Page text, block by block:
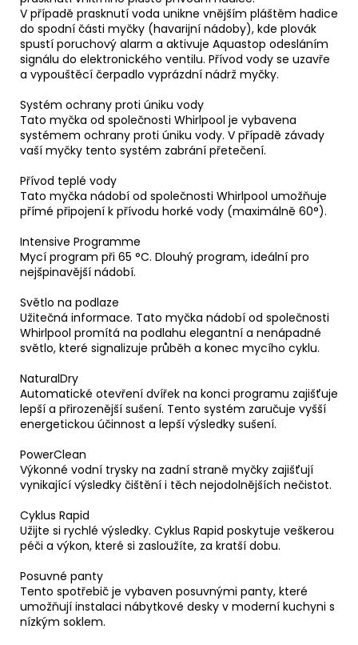
V případě prasknutí voda unikne vnějším pláštěm hadice
do spodní části myčky (havarijní nádoby), kde plovák
spustí poruchový alarm a aktivuje Aquastop odesláním
signálu do elektronického ventilu. Přívod vody se uzavře
a vypouštěcí čerpadlo vyprázdní nádrž myčky.
Systém ochrany proti úniku vody
Tato myčka od společnosti Whirlpool je vybavena
systémem ochrany proti úniku vody. V případě závady
vaší myčky tento systém zabrání přetečení.
Přívod teplé vody
Tato myčka nádobí od společnosti Whirlpool umožňuje
přímé připojení k přívodu horké vody (maximálně 60°).
Intensive Programme
Mycí program při 65 °C. Dlouhý program, ideální pro
nejšpinavější nádobí.
Světlo na podlaze
Užitečná informace. Tato myčka nádobí od společnosti
Whirlpool promítá na podlahu elegantní a nenápadné
světlo, které signalizuje průběh a konec mycího cyklu.
NaturalDry
Automatické otevření dvířek na konci programu zajišťuje
lepší a přirozenější sušení. Tento systém zaručuje vyšší
energetickou účinnost a lepší výsledky sušení.
PowerClean
Výkonné vodní trysky na zadní straně myčky zajišťují
vynikající výsledky čištění i těch nejodolnějších nečistot.
Cyklus Rapid
Užijte si rychlé výsledky. Cyklus Rapid poskytuje veškerou
péči a výkon, které si zasloužíte, za kratší dobu.
Posuvné panty
Tento spotřebič je vybaven posuvnými panty, které
umožňují instalaci nábytkové desky v moderní kuchyni s
nízkým soklem.